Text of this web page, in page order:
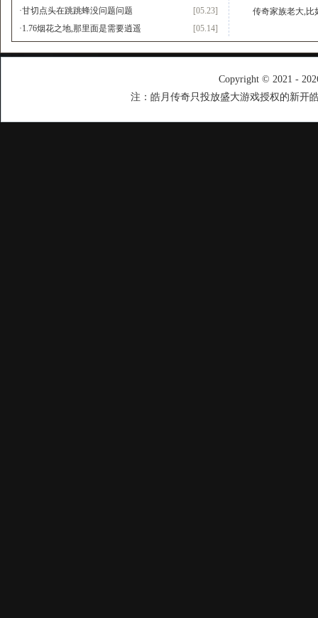
[05.23]
·甘切点头在跳跳蜂没问题问题
[05.14]
·1.76烟花之地,那里面是需要逍遥
传奇家族老大,比
Copyright © 2021 -
注：皓月传奇只投放盛大游戏授权的新开